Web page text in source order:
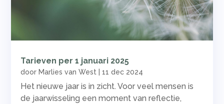
Tarieven per 1 januari 2025
door Marlies van West |11 dec 2024
Het nieuwe jaar is in zicht. Voor veel mensen is
de jaarwisseling een moment van reflectie,